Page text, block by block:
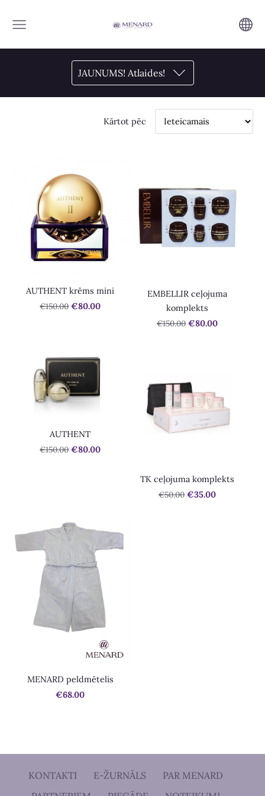
JAUNUMS! Atlaides!
Kārtot pēc
AUTHENT krēms mini
€150.00 €80.00
EMBELLIR ceļojuma
komplekts
€150.00 €80.00
AUTHENT
€150.00 €80.00
TK ceļojuma komplekts
€50.00 €35.00
MENARD peldmētelis
€68.00
KONTAKTI E-ŽURNĀLS
PAR MENARD